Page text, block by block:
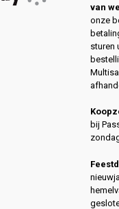
van
onze
sturen
bij